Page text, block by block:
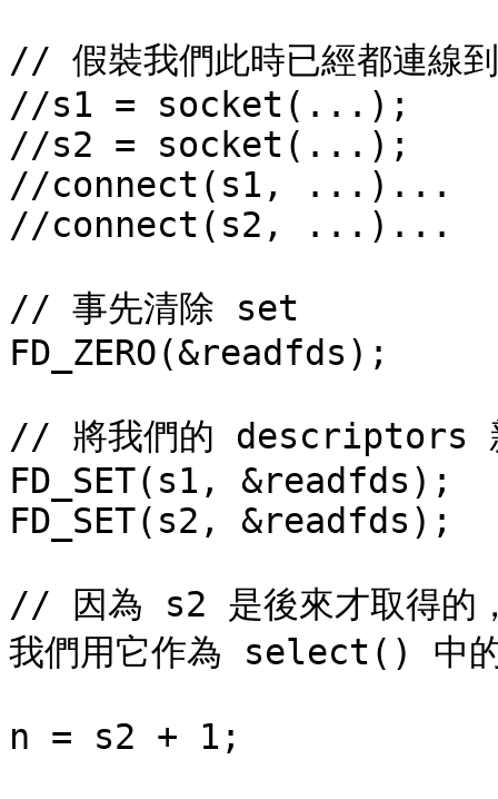
// 假裝我們此時已經都連
//s1 = socket(...);
//s2 = socket(...);
//connect(s1, ...)...
//connect(s2, ...)...
// 事先清除 set
FD_ZERO(&readfds);
// 將我們的 descriptors
FD_SET(s1, &readfds);
FD_SET(s2, &readfds);
// 因為 s2 是後來才取得的
我們用它作為 select() 中
n = s2 + 1;